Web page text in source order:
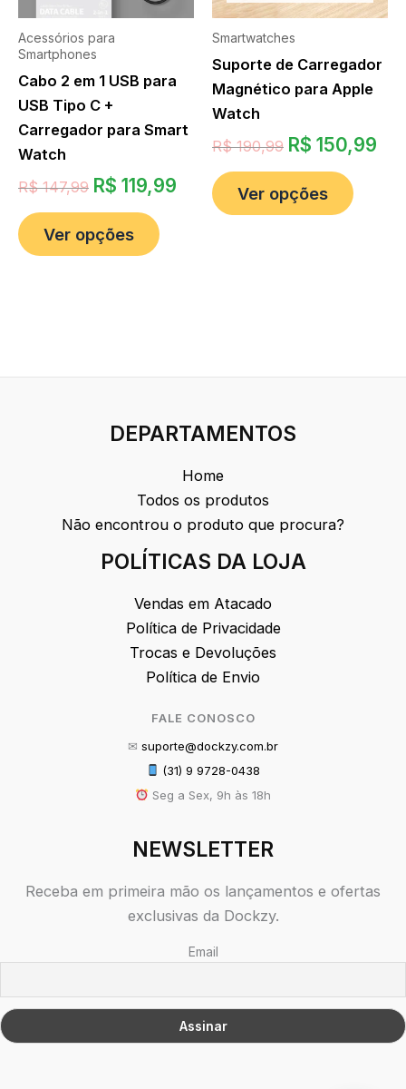
Acessórios para
Smartphones
Cabo 2 em 1 USB para
USB Tipo C +
Carregador para Smart
Watch
R$147,99 R$ 119,99
Ver opções
Smartwatches
Suporte de Carregador
Magnético para Apple
Watch
R$190,99 R$ 150,99
Ver opções
DEPARTAMENTOS
Home
Todos os produtos
Não encontrou o produto que procura?
POLÍTICAS DA LOJA
Vendas em Atacado
Política de Privacidade
Trocas e Devoluções
Política de Envio
FALE CONOSCO
✉ suporte@dockzy.com.br
(31) 9 9728-0438
Seg a Sex, 9h às 18h
NEWSLETTER
Receba em primeira mão os lançamentos e ofertas
exclusivas da Dockzy.
Email